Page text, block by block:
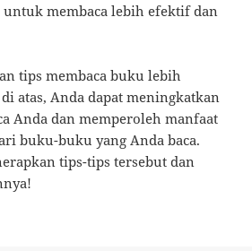
membaca lebih efektif dan
tips membaca buku lebih
atas, Anda dapat meningkatkan
Anda dan memperoleh manfaat
buku-buku yang Anda baca.
tips-tips tersebut dan